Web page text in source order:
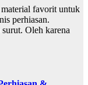
favorit untuk
perhiasan.
Oleh karena